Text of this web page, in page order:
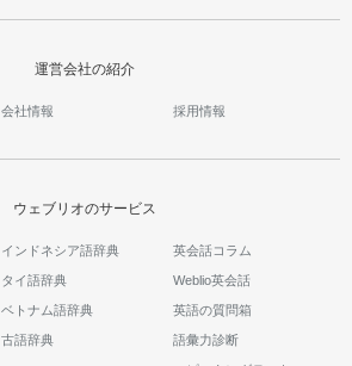
運営会社の紹介
会社情報 採用情報
ウェブリオのサービス
インドネシア語辞典
タイ語辞典
ベトナム語辞典
古語辞典
英会話コラム
Weblio英会話
英語の質問箱
語彙力診断